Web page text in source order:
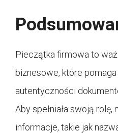
Pieczątka firmowa to
biznesowe, które
autentyczności
Aby spełniała swoją
informacje, takie jak